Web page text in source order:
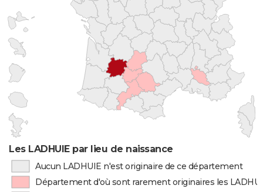
Les LADHUIE par lieu de naissance
Aucun LADHUIE n'est originaire de ce département
Département d'où sont rarement originaires les